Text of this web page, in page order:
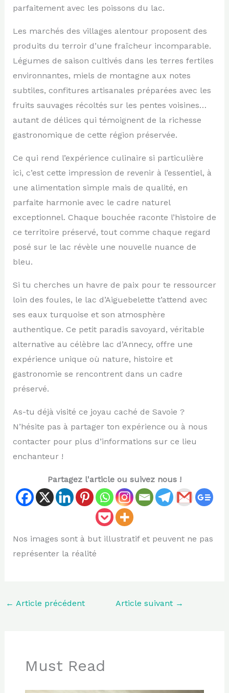
parfaitement avec les poissons du lac.
Les marchés des villages alentour proposent des
produits du terroir d’une fraîcheur incomparable.
Légumes de saison cultivés dans les terres fertiles
environnantes, miels de montagne aux notes
subtiles, confitures artisanales préparées avec les
fruits sauvages récoltés sur les pentes voisines…
autant de délices qui témoignent de la richesse
gastronomique de cette région préservée.
Ce qui rend l’expérience culinaire si particulière
ici, c’est cette impression de revenir à l’essentiel, à
une alimentation simple mais de qualité, en
parfaite harmonie avec le cadre naturel
exceptionnel. Chaque bouchée raconte l’histoire de
ce territoire préservé, tout comme chaque regard
posé sur le lac révèle une nouvelle nuance de
bleu.
Si tu cherches un havre de paix pour te ressourcer
loin des foules, le lac d’Aiguebelette t’attend avec
ses eaux turquoise et son atmosphère
authentique. Ce petit paradis savoyard, véritable
alternative au célèbre lac d’Annecy, offre une
expérience unique où nature, histoire et
gastronomie se rencontrent dans un cadre
préservé.
As-tu déjà visité ce joyau caché de Savoie ?
N’hésite pas à partager ton expérience ou à nous
contacter pour plus d’informations sur ce lieu
enchanteur !
Partagez l'article ou suivez nous !
Nos images sont à but illustratif et peuvent ne pas
représenter la réalité
← Article précédent Article suivant →
Must Read